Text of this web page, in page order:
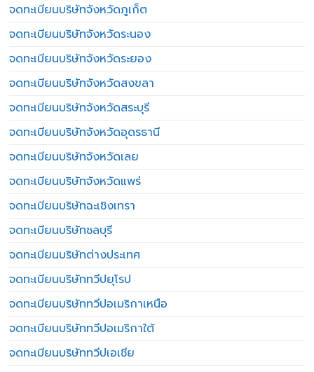
จดทะเบียนบริษัทจังหวัดภูเก็ต
จดทะเบียนบริษัทจังหวัดระนอง
จดทะเบียนบริษัทจังหวัดระยอง
จดทะเบียนบริษัทจังหวัดสงขลา
จดทะเบียนบริษัทจังหวัดสระบุรี
จดทะเบียนบริษัทจังหวัดอุดรธานี
จดทะเบียนบริษัทจังหวัดเลย
จดทะเบียนบริษัทจังหวัดแพร่
จดทะเบียนบริษัทฉะเชิงเทรา
จดทะเบียนบริษัทชลบุรี
จดทะเบียนบริษัทต่างประเทศ
จดทะเบียนบริษัททวีปยุโรป
จดทะเบียนบริษัททวีปอเมริกาเหนือ
จดทะเบียนบริษัททวีปอเมริกาใต้
จดทะเบียนบริษัททวีปเอเชีย